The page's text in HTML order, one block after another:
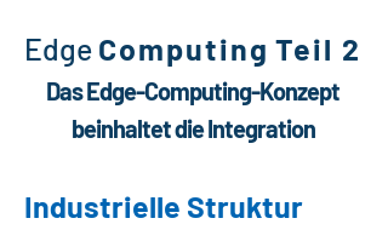
​Edge Computing Teil 2
Das Edge-Computing-Konzept
beinhaltet die Integration
​Industrielle Struktur